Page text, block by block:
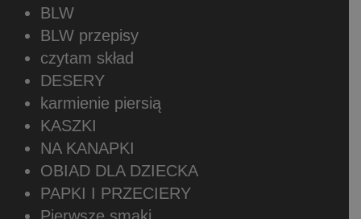
BLW
BLW przepisy
czytam skład
DESERY
karmienie piersią
KASZKI
NA KANAPKI
OBIAD DLA DZIECKA
PAPKI I PRZECIERY
Pierwsze smaki